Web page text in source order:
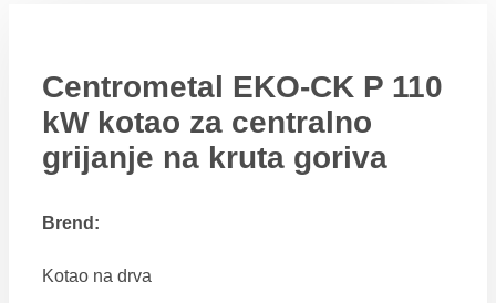
Centrometal EKO-CK P 110
kW kotao za centralno
grijanje na kruta goriva
Brend:
Kotao na drva